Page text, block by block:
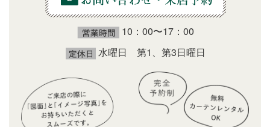
10：00〜17：00
水曜日 第1、第3日曜日